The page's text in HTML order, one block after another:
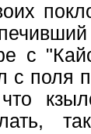
с
с поля